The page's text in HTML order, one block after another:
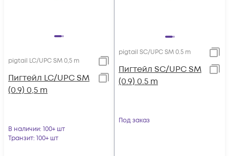
pigtail LC/UPC SM 0,5 m
Пигтейл LC/UPC SM
(0.9) 0,5 m
В наличии: 100+ шт
Транзит: 100+ шт
pigtail SC/UPC SM 0.5 m
Пигтейл SC/UPC SM
(0.9) 0.5 m
Под заказ